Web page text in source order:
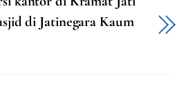
di Jatinegara Kaum